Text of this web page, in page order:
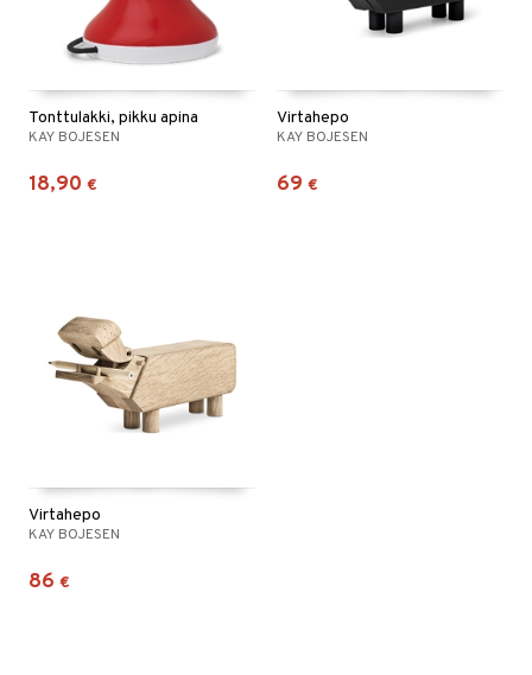
Tonttulakki, pikku apina
KAY BOJESEN
18,90 €
Virtahepo
KAY BOJESEN
69 €
Virtahepo
KAY BOJESEN
86 €